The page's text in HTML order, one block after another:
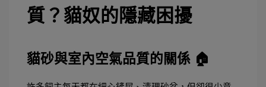
質？貓奴的隱藏困擾
貓砂與室內空氣品質的關係 🏠